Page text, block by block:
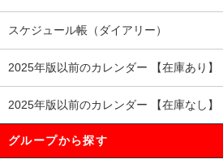
スケジュール帳（ダイアリー）
2025年版以前のカレンダー 【在庫あり】
2025年版以前のカレンダー 【在庫なし】
グループから探す